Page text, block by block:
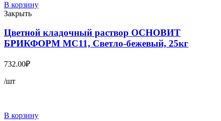
В корзину
Закрыть
Цветной кладочный раствор ОСНОВИТ
БРИКФОРМ MC11, Светло-бежевый, 25кг
732.00₽
/шт
В корзину